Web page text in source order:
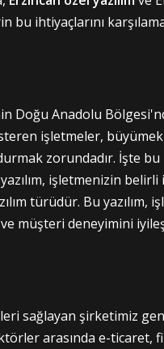
bu ihtiyaçlarını
Doğu Anadolu
işletmeler,
zorundadır. İşte bu
işletmenizin
türüdür. Bu
müşteri deneyimini
sağlayan şirketimiz
arasında e-ticaret,